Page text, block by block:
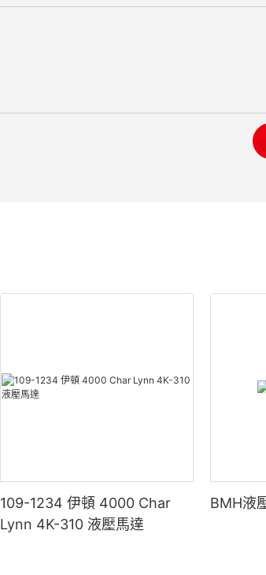
109-1234 伊頓 4000 Char
Lynn 4K-310 液壓馬達
BMH液